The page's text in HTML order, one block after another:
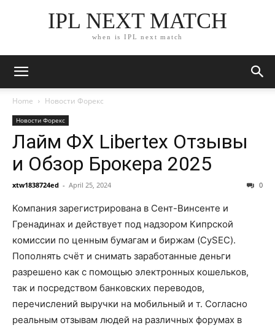
IPL NEXT MATCH
when is IPL next match
Home Новости Форекс
Новости Форекс
Лайм ФХ Libertex Отзывы
и Обзор Брокера 2025
xtw1838724ed - April 25, 2024 0
Компания зарегистрирована в Сент-Винсенте и
Гренадинах и действует под надзором Кипрской
комиссии по ценным бумагам и биржам (CySEC).
Пополнять счёт и снимать заработанные деньги
разрешено как с помощью электронных кошельков,
так и посредством банковских переводов,
перечислений выручки на мобильный и т. Согласно
реальным отзывам людей на различных форумах в